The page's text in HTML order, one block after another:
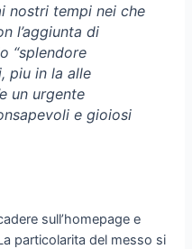
nostri tempi nei che
l’aggiunta di
“splendore
piu in la alle
un urgente
e gioiosi
sull’homepage e
particolarita del messo si